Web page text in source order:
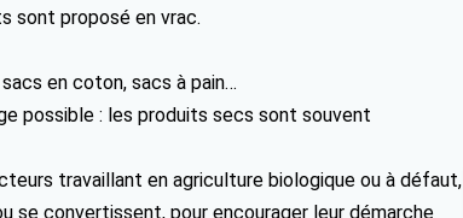
sont proposé en vrac.
en coton, sacs à pain…
possible : les produits secs sont souvent
travaillant en agriculture biologique ou à défaut,
se convertissent, pour encourager leur démarche